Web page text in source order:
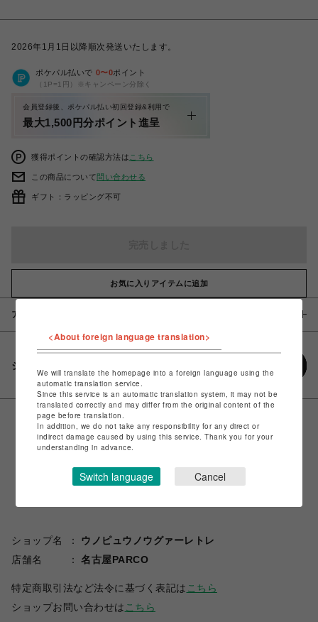
2026年1月1日以降順次発送いたします。
ポケパル払いで 0〜0ポイント
（1P=1円）※キャンペーン分除く
会員登録後、ポケパル払い初回登録&利用で
最大1,500円分ポイント進呈
獲得ポイントの確認方法は こちら
この商品について問い合わせる
ギフト：ラッピング不可
お気に入りアイテムに追加
アイテム説明 / 素材
シェアする
ショップ名
ウノピュウノウグァーレトレ
店舗名
名古屋PARCO
特定商取引法など法令に基づく表記は こちら
ショップお問い合わせは こちら
<About foreign language translation>
We will translate the homepage into a foreign language using the
automatic translation service.
Since this service is an automatic translation system, it may not be
translated correctly and may differ from the original content of the
page before translation.
In addition, we do not take any responsibility for any direct or
indirect damage caused by using this service. Thank you for your
understanding in advance.
Switch language Cancel